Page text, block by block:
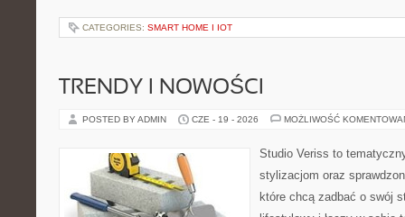
CATEGORIES: SMART HOME I IOT
TRENDY I NOWOŚCI
POSTED BY ADMIN CZE - 19 - 2026 MOŻLIWOŚĆ
Studio Veriss to
stylizacjom oraz
które chcą zadbać o swój